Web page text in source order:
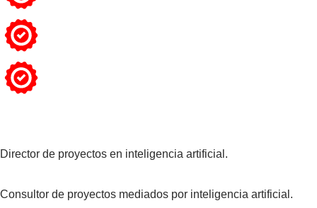
Director de proyectos en inteligencia artificial.
Consultor de proyectos mediados por inteligencia artificial.